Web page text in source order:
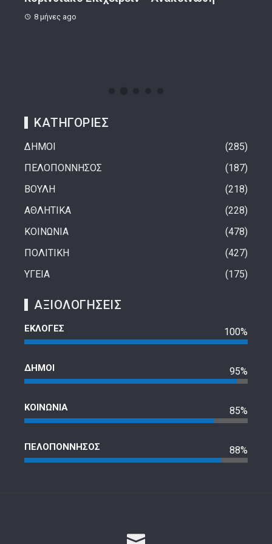
8 μήνες ago
ΚΑΤΗΓΟΡΙΕΣ
ΔΗΜΟΙ
285
ΠΕΛΟΠΟΝΝΗΣΟΣ
187
ΒΟΥΛΗ
218
ΑΘΛΗΤΙΚΑ
228
ΚΟΙΝΩΝΙΑ
478
ΠΟΛΙΤΙΚΗ
427
ΥΓΕΙΑ
175
ΑΞΙΟΛΟΓΗΣΕΙΣ
ΕΚΛΟΓΕΣ 100%
ΔΗΜΟΙ 95%
ΚΟΙΝΩΝΙΑ 85%
ΠΕΛΟΠΟΝΝΗΣΟΣ 88%